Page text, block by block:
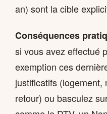
an) sont la cible
Conséquences
si vous avez effectué
exemption ces
justificatifs
retour) ou basculez